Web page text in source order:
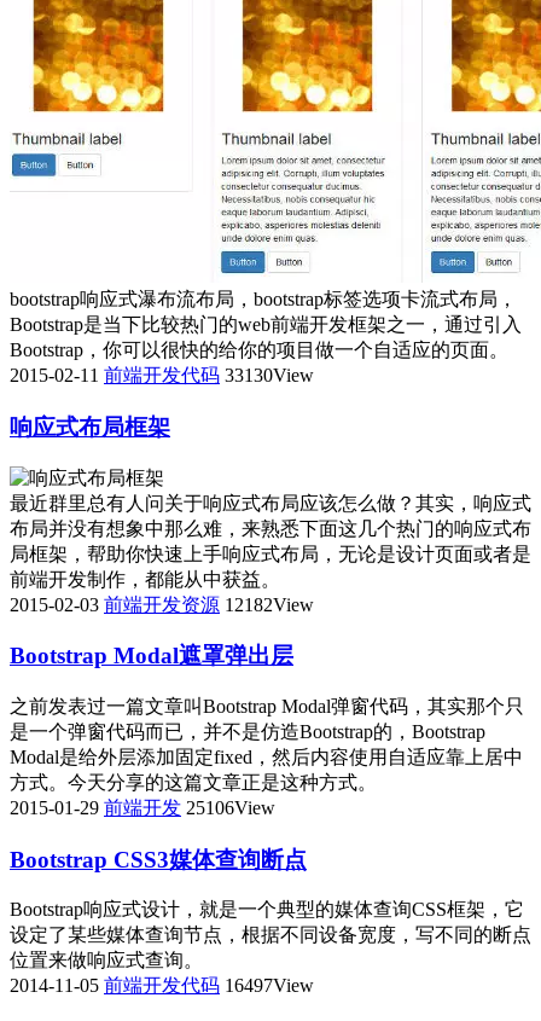
bootstrap响应式瀑布流布局，bootstrap标签选项卡流式布局，
Bootstrap是当下比较热门的web前端开发框架之一，通过引入
Bootstrap，你可以很快的给你的项目做一个自适应的页面。
2015-02-11 前端开发代码 33130View
响应式布局框架
最近群里总有人问关于响应式布局应该怎么做？其实，响应式
布局并没有想象中那么难，来熟悉下面这几个热门的响应式布
局框架，帮助你快速上手响应式布局，无论是设计页面或者是
前端开发制作，都能从中获益。
2015-02-03 前端开发资源 12182View
Bootstrap Modal遮罩弹出层
之前发表过一篇文章叫Bootstrap Modal弹窗代码，其实那个只
是一个弹窗代码而已，并不是仿造Bootstrap的，Bootstrap
Modal是给外层添加固定fixed，然后内容使用自适应靠上居中
方式。今天分享的这篇文章正是这种方式。
2015-01-29 前端开发 25106View
Bootstrap CSS3媒体查询断点
Bootstrap响应式设计，就是一个典型的媒体查询CSS框架，它
设定了某些媒体查询节点，根据不同设备宽度，写不同的断点
位置来做响应式查询。
2014-11-05 前端开发代码 16497View